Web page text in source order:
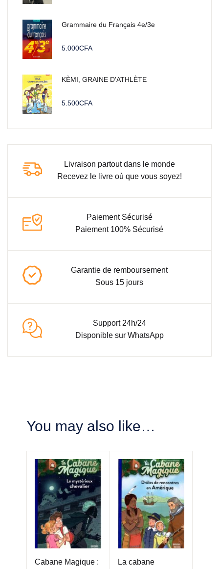
Grammaire du Français 4e/3e
5.000CFA
KÈMI, GRAINE D'ATHLÈTE
5.500CFA
Livraison partout dans le monde
Recevez le livre où que vous soyez!
Paiement Sécurisé
Paiement 100% Sécurisé
Garantie de remboursement
Sous 15 jours
Support 24h/24
Disponible sur WhatsApp
You may also like…
Cabane Magique :
La cabane